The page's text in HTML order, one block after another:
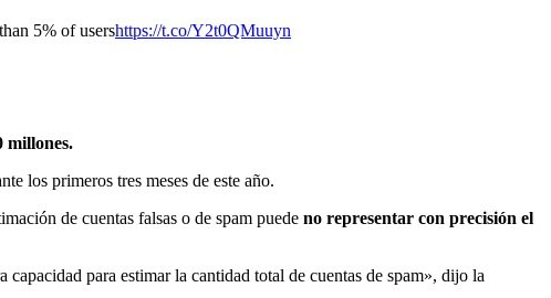
5% of usershttps://t.co/Y2t0QMuuyn
millones.
los primeros tres meses de este año.
de cuentas falsas o de spam puede no representar con precisión el
para estimar la cantidad total de cuentas de spam», dijo la